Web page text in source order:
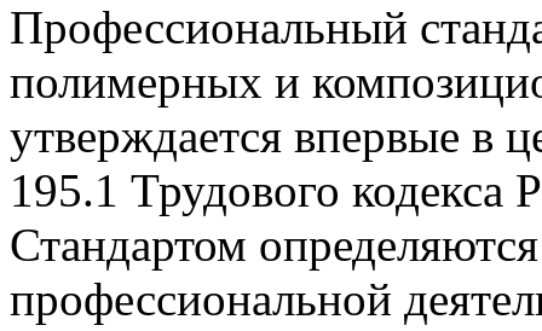
Профессиональный
полимерных и
утверждается впервые в
195.1 Трудового кодекса
Стандартом
профессиональной